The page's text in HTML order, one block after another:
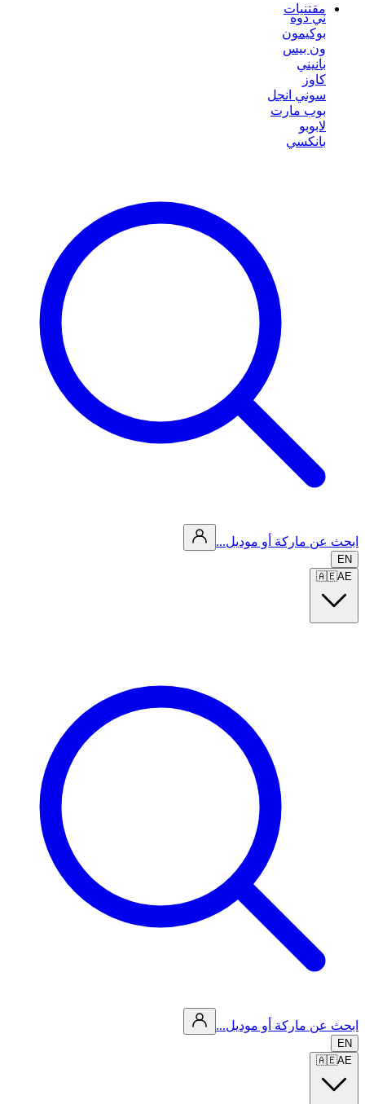
مقتنيات
ني دوه
بوكيمون
ون بيس
بانيني
كاوز
سوني انجل
بوب مارت
لابوبو
بانكسي
ابحث عن ماركة أو موديل...
EN
🇦🇪AE
ابحث عن ماركة أو موديل...
EN
🇦🇪AE